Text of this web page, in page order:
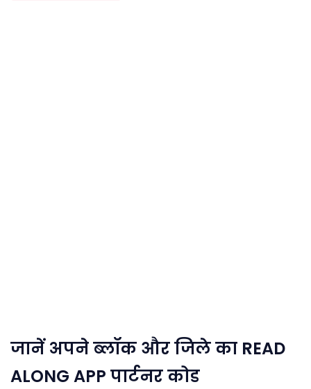
जानें अपने ब्लॉक और जिले का READ
ALONG APP पार्टनर कोड